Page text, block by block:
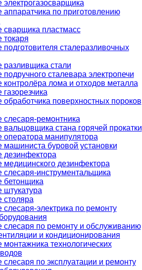
аппаратчика по приготовлению
сварщика пластмасс
токаря
подготовителя сталеразливочных
разливщика стали
сталевара электропечи
контролёра лома и отходов металла
обработчика поверхностных пороков
слесаря-ремонтника
стана горячей прокатки
оператора манипулятора
машиниста буровой установки
дезинфектора
медицинского дезинфектора
слесаря-инструментальщика
бетонщика
штукатура
столяра
слесаря-электрика по ремонту
слесаря по ремонту и обслуживанию
и кондиционирования
монтажника технологических
слесаря по эксплуатации и ремонту